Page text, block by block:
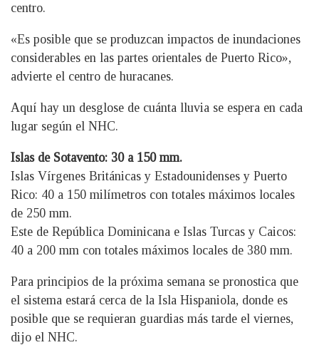
centro.
«Es posible que se produzcan impactos de inundaciones
considerables en las partes orientales de Puerto Rico»,
advierte el centro de huracanes.
Aquí hay un desglose de cuánta lluvia se espera en cada
lugar según el NHC.
Islas de Sotavento: 30 a 150 mm.
Islas Vírgenes Británicas y Estadounidenses y Puerto
Rico: 40 a 150 milímetros con totales máximos locales
de 250 mm.
Este de República Dominicana e Islas Turcas y Caicos:
40 a 200 mm con totales máximos locales de 380 mm.
Para principios de la próxima semana se pronostica que
el sistema estará cerca de la Isla Hispaniola, donde es
posible que se requieran guardias más tarde el viernes,
dijo el NHC.